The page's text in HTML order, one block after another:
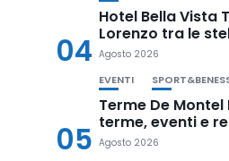
04
Hotel Bella Vista
Lorenzo tra le
Agosto 2026
05
EVENTI
Terme De
terme, eventi e
Agosto 2026